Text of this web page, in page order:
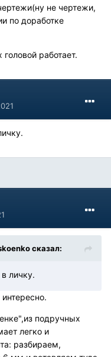
не чертежи,
по доработке
работает.
сказал:
личку.
подручных
легко и
разбираем,